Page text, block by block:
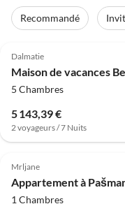
Recommandé
Dalmatie
5 Chambres
5 143,39 €
2 voyageurs / 7 Nuits
Mrljane
1 Chambres